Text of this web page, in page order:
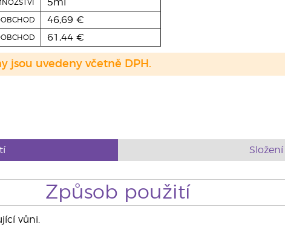
5ml
46,69 €
61,44 €
jsou uvedeny včetně DPH.
Složení
Způsob použití
vůni.